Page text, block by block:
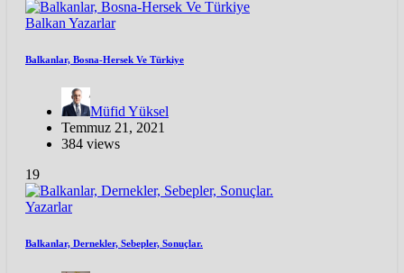
Balkan Yazarlar
Balkanlar, Bosna-Hersek Ve Türkiye
Müfid Yüksel
Temmuz 21, 2021
384 views
19
Yazarlar
Balkanlar, Dernekler, Sebepler, Sonuçlar.